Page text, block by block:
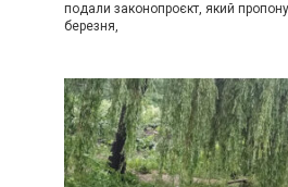
подали законопроєкт, який
березня,